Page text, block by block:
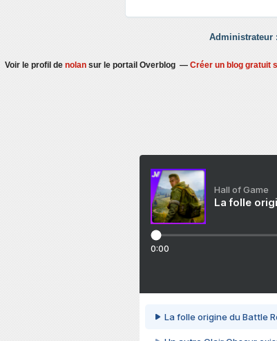
Administrateur
Voir le profil de nolan sur le portail Overblog Créer un blog gratuit
Hall of Game
La folle
0:00
La folle origine du Battle